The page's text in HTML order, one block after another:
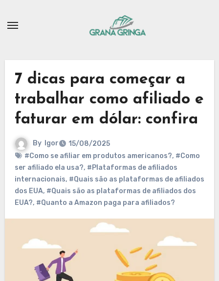
7 dicas para começar a
trabalhar como afiliado e
faturar em dólar: confira
By Igor
15/08/2025
#Como se afiliar em produtos americanos?, #Como
ser afiliado ela usa?, #Plataformas de afiliados
internacionais, #Quais são as plataformas de afiliados
dos EUA, #Quais são as plataformas de afiliados dos
EUA?, #Quanto a Amazon paga para afiliados?